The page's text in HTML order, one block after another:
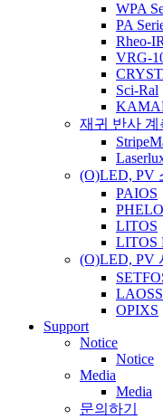
WPA
PA
Rheo-
VRG-
Sci-Ral
재귀 반사 계
(O)LED, PV
PAIOS
LITOS
LITOS
(O)LED, PV
LAOSS
OPIXS
Support
Notice
Notice
Media
Media
문의하기